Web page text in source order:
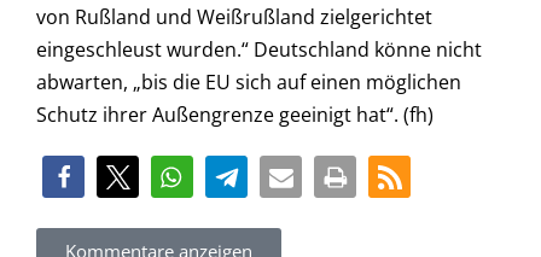
von Rußland und Weißrußland zielgerichtet
eingeschleust wurden.“ Deutschland könne nicht
abwarten, „bis die EU sich auf einen möglichen
Schutz ihrer Außengrenze geeinigt hat“. (fh)
Kommentare anzeigen